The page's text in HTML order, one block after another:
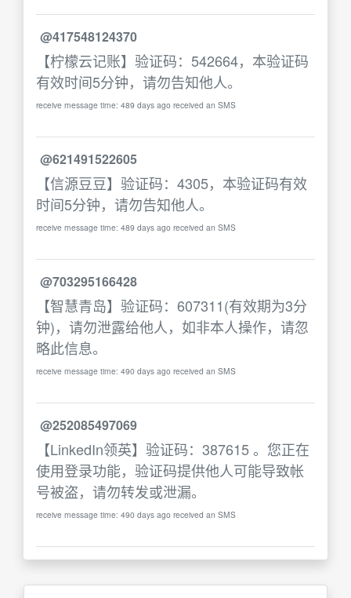
@417548124370
【柠檬云记账】验证码：542664，本验证码
有效时间5分钟，请勿告知他人。
receive message time: 489 days ago received an SMS
@621491522605
【信源豆豆】验证码：4305，本验证码有效
时间5分钟，请勿告知他人。
receive message time: 489 days ago received an SMS
@703295166428
【智慧青岛】验证码：607311(有效期为3分
钟)，请勿泄露给他人，如非本人操作，请忽
略此信息。
receive message time: 490 days ago received an SMS
@252085497069
【LinkedIn领英】验证码：387615 。您正在
使用登录功能，验证码提供他人可能导致帐
号被盗，请勿转发或泄漏。
receive message time: 490 days ago received an SMS